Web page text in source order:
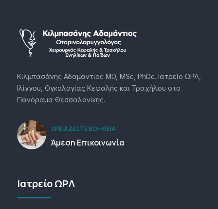
Κιλμπασάνης Αδαμάντιος MD, MSc, PhDc. Ιατρείο ΩΡΛ,
Ιλίγγου, Ογκολογίας Κεφαλής και Τραχήλου στο
Πανόραμα Θεσσαλονίκης.
ΧΡΕΙΆΖΕΣΤΕ ΒΟΉΘΕΙΑ
Άμεση Επικοινωνία
Ιατρείο ΩΡΛ